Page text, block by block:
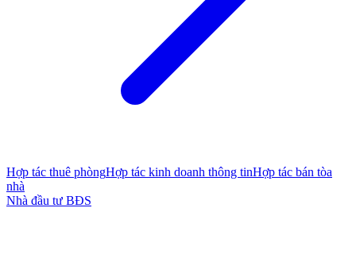
Hợp tác thuê phòngHợp tác kinh doanh thông tinHợp tác bán tòa
nhà
Nhà đầu tư BĐS